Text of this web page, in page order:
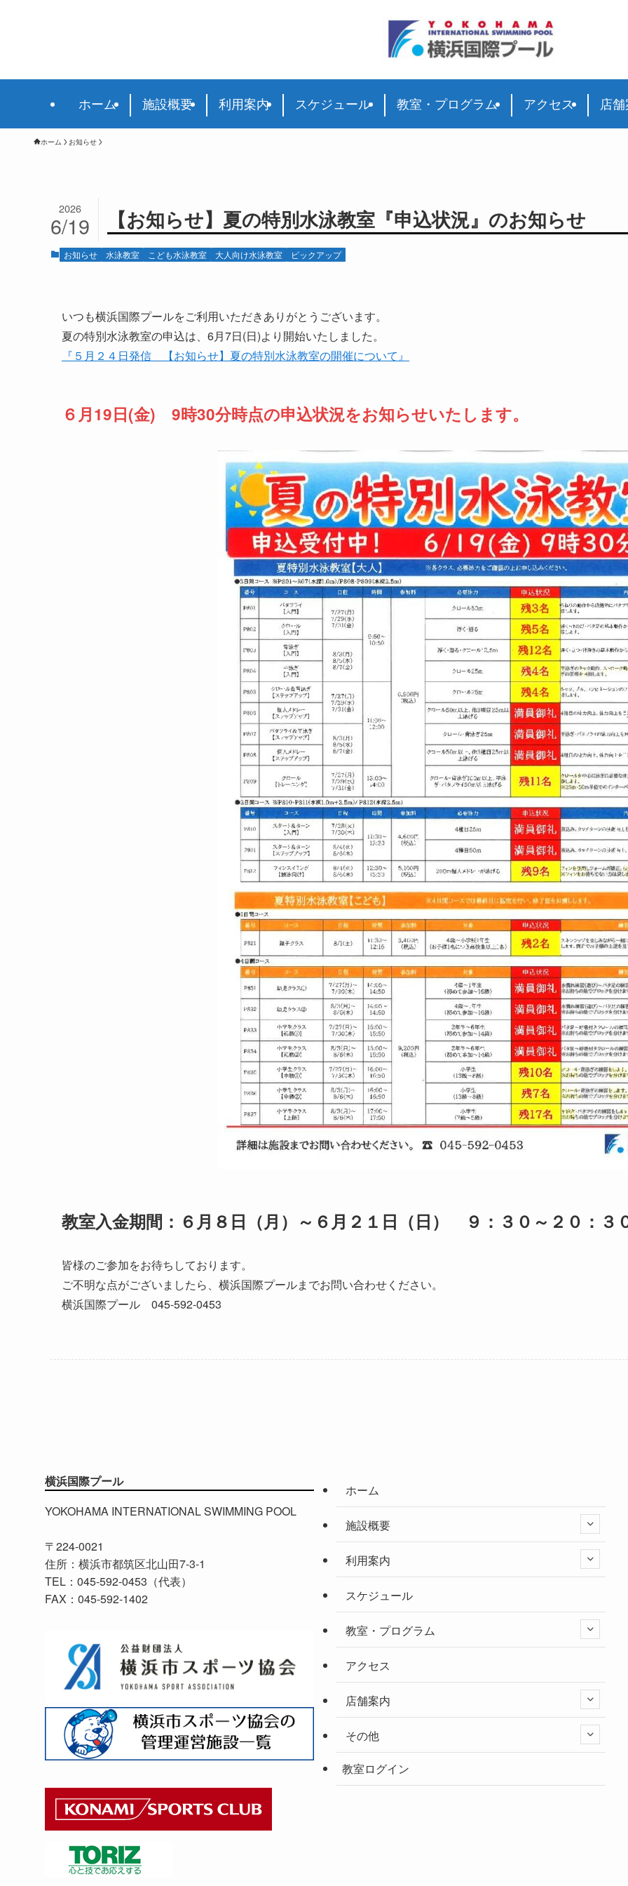
ホーム 施設概要 利用案内 スケジュール 教室・プログラム アクセス 店
ホーム お知らせ
【お知らせ】夏の特別水泳教室『申込状況』のお知らせ
2026
6/19
お知らせ 水泳教室 こども水泳教室 大人向け水泳教室 ピックアップ
いつも横浜国際プールをご利用いただきありがとうございます。
夏の特別水泳教室の申込は、6月7日(日)より開始いたしました。
『５月２４日発信 【お知らせ】夏の特別水泳教室の開催について』
６月19日(金) 9時30分時点の申込状況をお知らせいたします。
教室入金期間：６月８日（月）～６月２１日（日） ９：３０～２０：３
皆様のご参加をお待ちしております。
ご不明な点がございましたら、横浜国際プールまでお問い合わせください。
横浜国際プール 045-592-0453
横浜国際プール
YOKOHAMA INTERNATIONAL SWIMMING POOL
〒224-0021
住所：横浜市都筑区北山田7-3-1
TEL：045-592-0453（代表）
FAX：045-592-1402
ホーム
施設概要
利用案内
スケジュール
教室・プログラム
アクセス
店舗案内
その他
教室ログイン